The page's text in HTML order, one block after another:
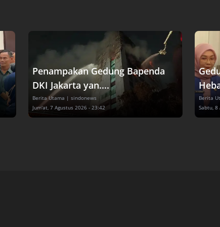
Penampakan Gedung Bapenda
DKI Jakarta yan....
Berita Utama | sindonews
Jum'at, 7 Agustus 2026 - 23:42
Berita
Sabtu, 8